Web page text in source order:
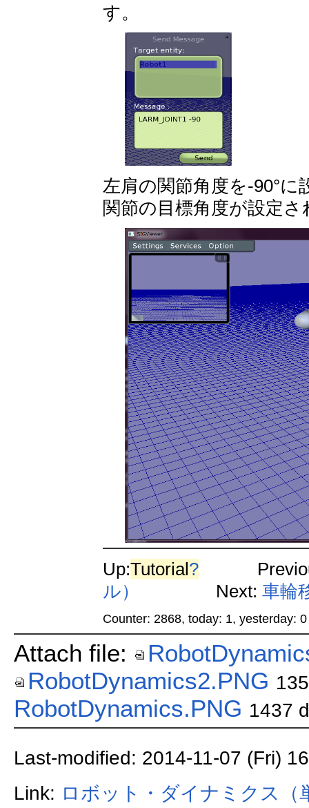
す。
左肩の関節角度を-90°
関節の目標角度が設定
Up:Tutorial?
ル）
Next:車輪
Counter: 2868, today: 1, yesterday: 0
Attach file:
RobotDynamics2.PNG
RobotDynamics.PNG 1437
Last-modified: 2014-11-07 (Fri)
Link: ロボット・ダイナミクス（